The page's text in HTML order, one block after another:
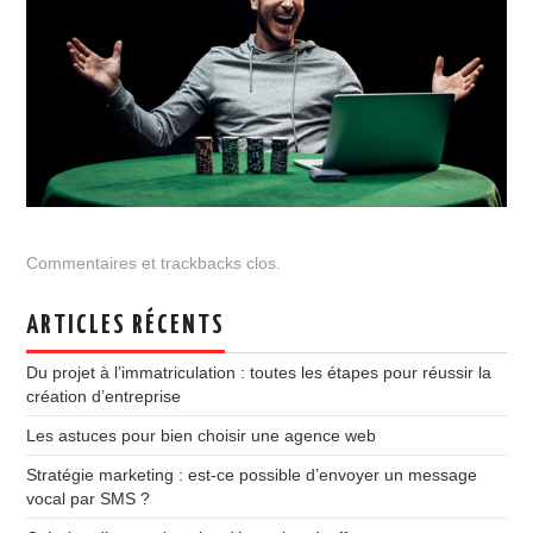
Commentaires et trackbacks clos.
ARTICLES RÉCENTS
Du projet à l’immatriculation : toutes les étapes pour réussir la
création d’entreprise
Les astuces pour bien choisir une agence web
Stratégie marketing : est-ce possible d’envoyer un message
vocal par SMS ?